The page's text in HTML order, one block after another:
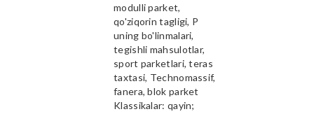
modulli parket,
qo'ziqorin tagligi, P
uning bo'linmalari,
tegishli mahsulotlar,
sport parketlari, teras
taxtasi, Technomassif,
fanera, blok parket
Klassikalar: qayin;